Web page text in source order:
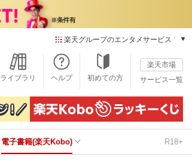
楽天グループのエンタメサービス
本/ゲーム/CD/DVD
楽天ブックス
電子書籍
楽天Kobo
雑誌読み放題
楽天ミュージック
ライブラリ ヘルプ 初めての方
楽天市場
サービス一覧
電子書籍(楽天Kobo) R18+